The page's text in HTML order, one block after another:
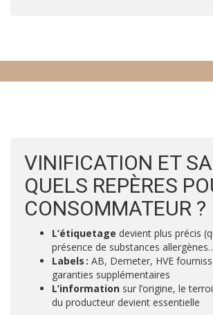
VINIFICATION ET
QUELS REPÈRES
CONSOMMATEUR ?
L’étiquetage devient plus précis
présence de substances
Labels : AB, Demeter, HVE
garanties supplémentaires
L’information sur l’origine, le
du producteur devient essentielle